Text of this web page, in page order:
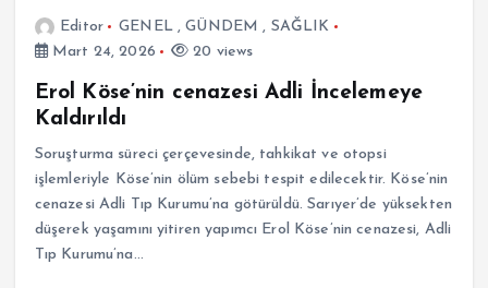
Editor GENEL,GÜNDEM , SAĞLIK
Mart 24, 2026
20 views
Erol Köse’nin cenazesi Adli İncelemeye
Kaldırıldı
Soruşturma süreci çerçevesinde, tahkikat ve otopsi
işlemleriyle Köse’nin ölüm sebebi tespit edilecektir. Köse’nin
cenazesi Adli Tıp Kurumu’na götürüldü. Sarıyer’de yüksekten
düşerek yaşamını yitiren yapımcı Erol Köse’nin cenazesi, Adli
Tıp Kurumu’na…